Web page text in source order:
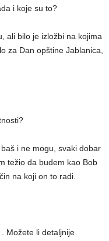
i koje su to?
ali bilo je izložbi na kojima
za Dan opštine Jablanica,
i ne mogu, svaki dobar
težio da budem kao Bob
na koji on to radi.
. Možete li detaljnije